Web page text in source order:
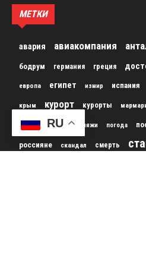
МЕТКИ
авария авиакомпания
бодрум германия греция
европа египет измир испания
крым курорт курорты
отель
пляж пляжи погода
россияне скандал смерть
RU